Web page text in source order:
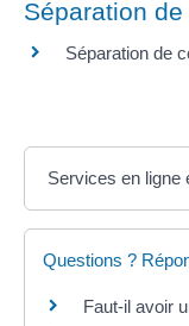
Séparation
Séparation de
Services en ligne
Questions ?
Faut-il avoir